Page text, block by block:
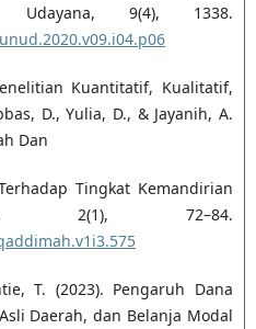
Udayana, 9(4), 1338.
Kuantitatif, Kualitatif,
D., Yulia, D., & Jayanih, A.
Dan
Tingkat Kemandirian
2(1), 72–84.
T. (2023). Pengaruh Dana
Daerah, dan Belanja Modal